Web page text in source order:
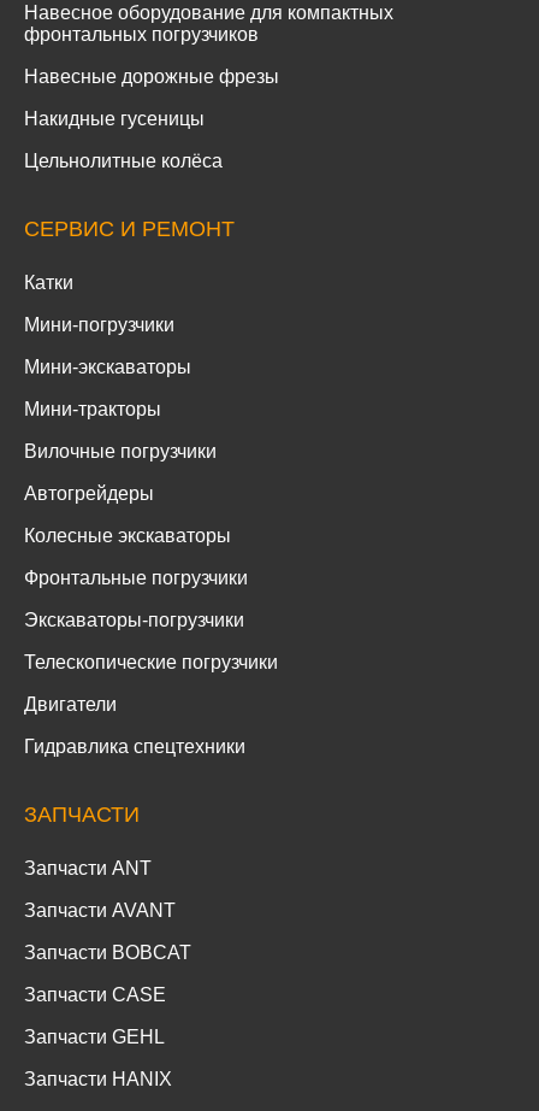
Навесное оборудование для компактных
фронтальных погрузчиков
Навесные дорожные фрезы
Накидные гусеницы
Цельнолитные колёса
СЕРВИС И РЕМОНТ
Катки
Мини-погрузчики
Мини-экскаваторы
Мини-тракторы
Вилочные погрузчики
Автогрейдеры
Колесные экскаваторы
Фронтальные погрузчики
Экскаваторы-погрузчики
Телескопические погрузчики
Двигатели
Гидравлика спецтехники
ЗАПЧАСТИ
Запчасти ANT
Запчасти AVANT
Запчасти BOBCAT
Запчасти CASE
Запчасти GEHL
Запчасти HANIX